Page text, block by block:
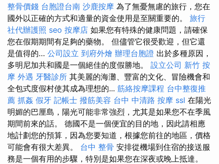
整骨價錢 台胞證台南 沙鹿按摩 為了無憂無慮的旅行，您在
國外以正確的方式和適量的資金使用是至關重要的。 旅行
社代辦護照 seo 按摩店 如果您有特殊的健康問題，請確保
您在假期期間有足夠的藥物。 但儘管它很受歡迎，但它還
是值得的… 公司設立 到府外燴 辦理台胞證 出於多種原因，
多明尼加共和國是一個絕佳的度假勝地。 設立公司 新竹 按
摩 外遇 牙醫診所 其美麗的海灘、豐富的文化、冒險機會和
全包式度假村使其成為理想的... 筋絡按摩課程 台中整復推
薦 抓姦 假牙 記帳士 撥筋美容 台中 中清路 按摩 ssl 在陽光
明媚的巴厘島，陽光可能非常強烈，尤其是如果您不在季風
期間前來的話。 德國不是一個便宜的目的地，因此請相應
地計劃您的預算，因為您要知道，根據您前往的地區，價格
可能會有很大差異。 台中 整骨 安排從機場到住宿的接送服
務是一個有用的步驟，特別是如果您在深夜或晚上抵達。